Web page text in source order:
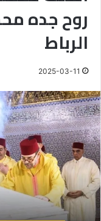
روح جده
الرباط
2025-03-11